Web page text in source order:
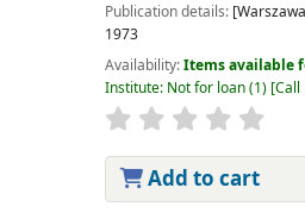
Publication details:
1973
Availability:Items available
Institute: Not for loan(1) Call
Add to cart